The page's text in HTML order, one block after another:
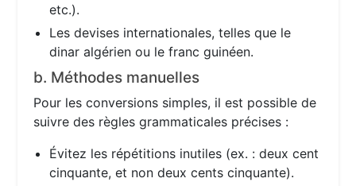
etc.).
Les devises internationales, telles que le
dinar algérien ou le franc guinéen.
b. Méthodes manuelles
Pour les conversions simples, il est possible de
suivre des règles grammaticales précises :
Évitez les répétitions inutiles (ex. : deux cent
cinquante, et non deux cents cinquante).